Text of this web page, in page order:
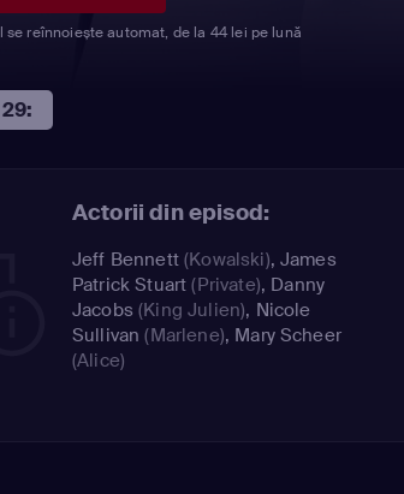
se reînnoiește automat, de la 44 lei pe lună
Actorii din episod:
Jeff Bennett(Kowalski),James
Patrick Stuart (Private), Danny
Jacobs (King Julien), Nicole
Sullivan (Marlene), Mary Scheer
(Alice)